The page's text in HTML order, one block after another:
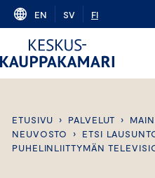
Skip
content
EN SV FI
ETUSIVU › PALVELUT ›
NEUVOSTO
› ETSI
PUHELINLIITTYMÄN